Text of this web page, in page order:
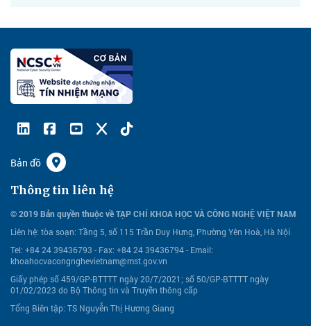
Bản đồ
Thông tin liên hệ
© 2019 Bản quyền thuộc về TẠP CHÍ KHOA HỌC VÀ CÔNG NGHỆ VIỆT NAM
Liên hệ: tòa soạn: Tầng 5, số 115 Trần Duy Hưng, Phường Yên Hoà, Hà Nội
Tel: +84 24 39436793 - Fax: +84 24 39436794 - Email:
khoahocvacongnghevietnam@mst.gov.vn
Giấy phép số 459/GP-BTTTT ngày 20/7/2021; số 50/GP-BTTTT ngày
01/02/2023 do Bộ Thông tin và Truyền thông cấp
Tổng Biên tập: TS Nguyễn Thị Hương Giang